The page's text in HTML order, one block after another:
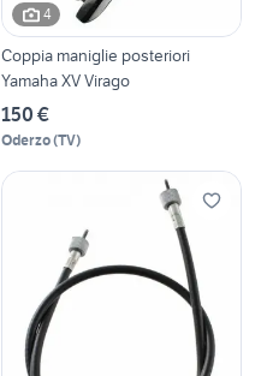
4
Coppia maniglie posteriori
Yamaha XV Virago
150 €
Oderzo(TV)